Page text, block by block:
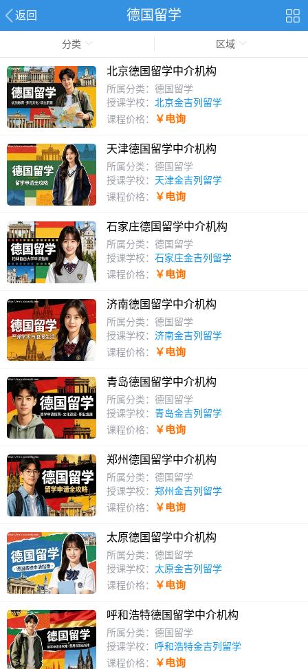
返回 德国留学
分类 区域
北京德国留学中介机构
所属分类：德国留学
授课学校： 北京金吉列留学
课程价格：
￥电询
天津德国留学中介机构
所属分类：德国留学
授课学校： 天津金吉列留学
课程价格：
￥电询
石家庄德国留学中介机构
所属分类：德国留学
授课学校： 石家庄金吉列留学
课程价格：
￥电询
济南德国留学中介机构
所属分类：德国留学
授课学校： 济南金吉列留学
课程价格：
￥电询
青岛德国留学中介机构
所属分类：德国留学
授课学校： 青岛金吉列留学
课程价格：
￥电询
郑州德国留学中介机构
所属分类：德国留学
授课学校： 郑州金吉列留学
课程价格：
￥电询
太原德国留学中介机构
所属分类：德国留学
授课学校： 太原金吉列留学
课程价格：
￥电询
呼和浩特德国留学中介机构
所属分类：德国留学
授课学校： 呼和浩特金吉列留学
课程价格：
￥电询